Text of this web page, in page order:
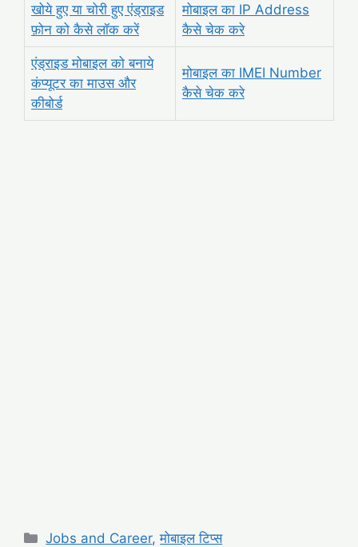
खोये हुए या चोरी हुए एंड्राइड
फ़ोन को कैसे लॉक करें
मोबाइल का IP Address
कैसे चेक करे
एंड्राइड मोबाइल को बनाये
कंप्यूटर का माउस और
कीबोर्ड
मोबाइल का IMEI Number
कैसे चेक करे
Categories
Jobs and Career,मोबाइल टिप्स